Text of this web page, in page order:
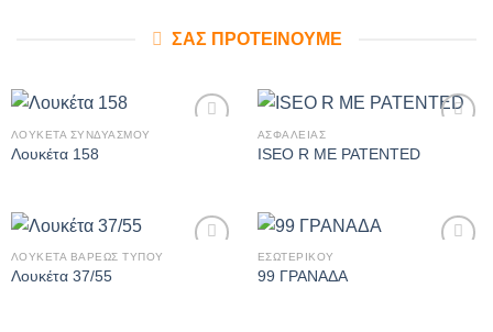
ΣΑΣ ΠΡΟΤΕΙΝΟΥΜΕ
ΛΟΥΚΕΤΑ ΣΥΝΔΥΑΣΜΟΥ
Λουκέτα 158
στην λίστα
ΑΣΦΑΛΕΙΑΣ
ISEO R ME PATENTED
ΛΟΥΚΕΤΑ ΒΑΡΕΩΣ ΤΥΠΟΥ
Λουκέτα 37/55
ΕΣΩΤΕΡΙΚΟΥ
99 ΓΡΑΝΑΔΑ